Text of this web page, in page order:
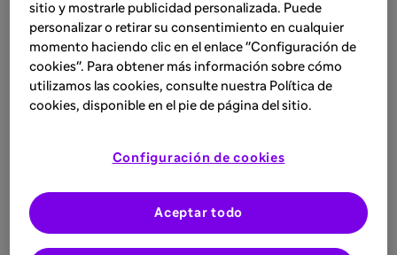
Sara Toledano
CEO y co-fundadora de Sycai Medical
abordar el seguimiento a largo plazo de los
sido comprender a fondo todo el proceso
sitio y mostrarle publicidad personalizada. Puede
personalizar o retirar su consentimiento en cualquier
momento haciendo clic en el enlace "Configuración de
cookies". Para obtener más información sobre cómo
utilizamos las cookies, consulte nuestra Política de
cookies, disponible en el pie de página del sitio.
Configuración de cookies
Aceptar todo